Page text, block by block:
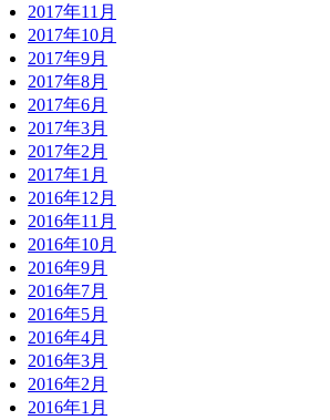
2017年11月
2017年10月
2017年9月
2017年8月
2017年6月
2017年3月
2017年2月
2017年1月
2016年12月
2016年11月
2016年10月
2016年9月
2016年7月
2016年5月
2016年4月
2016年3月
2016年2月
2016年1月